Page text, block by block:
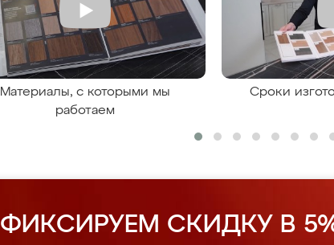
Материалы, с которыми мы
работаем
Сроки
ФИКСИРУЕМ СКИДКУ В